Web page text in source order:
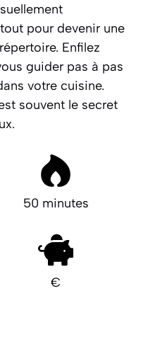
pour devenir une
Enfilez
guider pas à pas
votre cuisine.
souvent le secret
50 minutes
€